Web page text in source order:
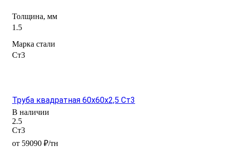
Толщина, мм
1.5
Марка стали
Ст3
Труба квадратная 60х60х2,5 Ст3
В наличии
2.5
Ст3
от 59090 ₽/тн